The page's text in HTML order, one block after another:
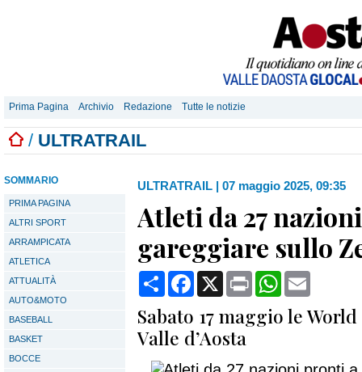
Prima Pagina Archivio Redazione Tutte le notizie
/ ULTRATRAIL
SOMMARIO
PRIMA PAGINA
ALTRI SPORT
ARRAMPICATA
ATLETICA
ATTUALITÀ
AUTO&MOTO
BASEBALL
BASKET
BOCCE
ULTRATRAIL | 07 maggio 2025, 09:35
Atleti da 27
gareggiare sullo
CondividiFacebook
X Print WhatsApp
Sabato 17 maggio le
Valle d’Aosta